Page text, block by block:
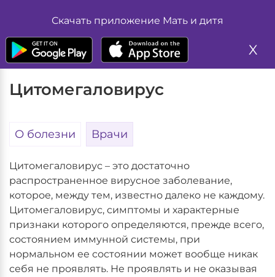
Размер шрифта
А
Цвет
А
А
Изображение
Выкл
Обычная версия
Запись на прием
Главная Глоссарий болезней Цитомегаловирус
Цитомегаловирус
О болезни Врачи
Цитомегаловирус – это достаточно
распространенное вирусное заболевание,
которое, между тем, известно далеко не каждому.
Цитомегаловирус, симптомы и характерные
признаки которого определяются, прежде всего,
состоянием иммунной системы, при
нормальном ее состоянии может вообще никак
себя не проявлять. Не проявлять и не оказывая
Скачать приложение Мать и дитя
X